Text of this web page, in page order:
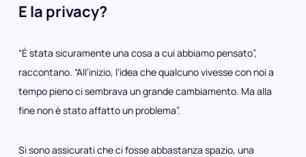
E la privacy?
“È stata sicuramente una cosa a cui abbiamo pensato”,
raccontano. “All’inizio, l’idea che qualcuno vivesse con noi a
tempo pieno ci sembrava un grande cambiamento. Ma alla
fine non è stato affatto un problema”.
Si sono assicurati che ci fosse abbastanza spazio, una